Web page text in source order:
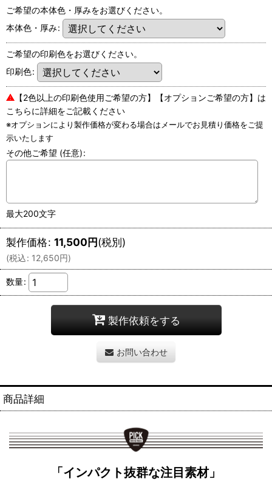
ご希望の本体色・厚みをお選びください。
本体色・厚み:
ご希望の印刷色をお選びください。
印刷色:
⚠ 【2色以上の印刷色使用ご希望の方】【オプションご希望の方】は
こちらに詳細をご記載ください
※オプションにより製作価格が変わる場合はメールでお見積り価格をご提
示いたします
その他ご希望 (任意):
最大200文字
製作価格: 11,500円(税別)
(税込: 12,650円)
数量:
製作依頼をする
お問い合わせ
商品詳細
「インパクト抜群な注目素材」